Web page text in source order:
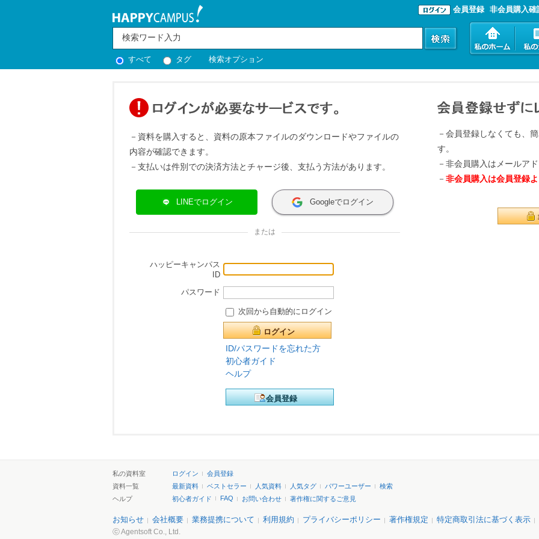
すべて タグ 検索オプション
会員登録 非会員購入確
－資料を購入すると、資料の原本ファイルのダウンロードやファイルの
内容が確認できます。
－支払いは件別での決済方法とチャージ後、支払う方法があります。
LINEでログイン Googleでログイン
または
ハッピーキャンパス
ID
パスワード
次回から自動的にログイン
ログイン
ID/パスワードを忘れた方
初心者ガイド
ヘルプ
会員登録
－会員登録しなくても、
す。
－非会員購入はメールア
－ 非会員購入は会員登録
私の資料室 ログイン
会員登録
資料一覧
最新資料 ベストセラー 人気資料 人気タグ パワーユーザー
検索
ヘルプ
初心者ガイド FAQ お問い合わせ 著作権に関するご意見
お知らせ 会社概要 業務提携について 利用規約 プライバシーポリシー 著作権規定 特定商取引法に基づく表示
ⓒ Agentsoft Co., Ltd.